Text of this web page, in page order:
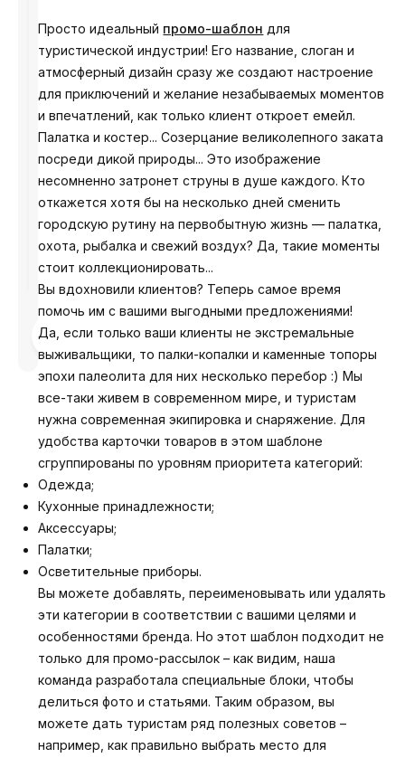
Разработано
Анастасия
Просто идеальный промо-шаблон для
туристической индустрии! Его название, слоган и
атмосферный дизайн сразу же создают настроение
для приключений и желание незабываемых моментов
и ​​впечатлений, как только клиент откроет емейл.
Палатка и костер... Созерцание великолепного заката
посреди дикой природы... Это изображение
несомненно затронет струны в душе каждого. Кто
откажется хотя бы на несколько дней сменить
городскую рутину на первобытную жизнь — палатка,
охота, рыбалка и свежий воздух? Да, такие моменты
стоит коллекционировать...
Вы вдохновили клиентов? Теперь самое время
помочь им с вашими выгодными предложениями!
Да, если только ваши клиенты не экстремальные
выживальщики, то палки-копалки и каменные топоры
эпохи палеолита для них несколько перебор :) Мы
все-таки живем в современном мире, и туристам
нужна современная экипировка и снаряжение. Для
удобства карточки товаров в этом шаблоне
сгруппированы по уровням приоритета категорий:
Одежда;
Кухонные принадлежности;
Аксессуары;
Палатки;
Осветительные приборы.
Вы можете добавлять, переименовывать или удалять
эти категории в соответствии с вашими целями и
особенностями бренда. Но этот шаблон подходит не
только для промо-рассылок – как видим, наша
команда разработала специальные блоки, чтобы
делиться фото и статьями. Таким образом, вы
можете дать туристам ряд полезных советов –
например, как правильно выбрать место для